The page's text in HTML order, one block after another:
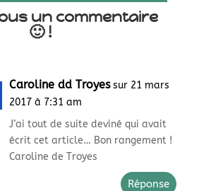
un commentaire
🙂 !
Caroline dd Troyes sur 21 mars
2017 à 7:31 am
J’ai tout de suite deviné qui avait
écrit cet article… Bon rangement !
Caroline de Troyes
Réponse